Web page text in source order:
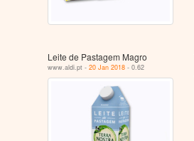
Leite de Pastagem Magro
www.aldi.pt -20 Jan 2018 - 0.62